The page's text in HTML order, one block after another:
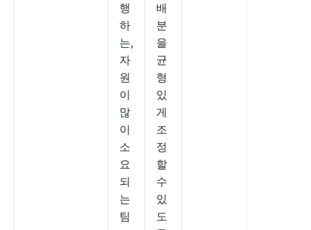
행
하
는,
자
원
이
많
이
소
요
되
는
팀
배
분
을
균
형
있
게
조
정
할
수
있
도